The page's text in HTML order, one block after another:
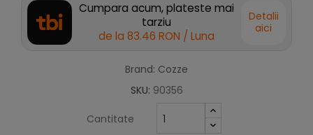
Cumpara acum, plateste mai
tarziu
de la 83.46 RON / Luna
Detalii
aici
Brand: Cozze
SKU: 90356
Cantitate